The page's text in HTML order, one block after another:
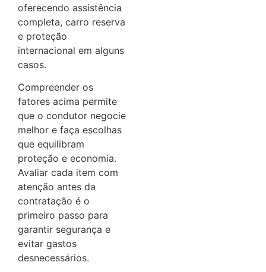
oferecendo assistência
completa, carro reserva
e proteção
internacional em alguns
casos.
Compreender os
fatores acima permite
que o condutor negocie
melhor e faça escolhas
que equilibram
proteção e economia.
Avaliar cada item com
atenção antes da
contratação é o
primeiro passo para
garantir segurança e
evitar gastos
desnecessários.